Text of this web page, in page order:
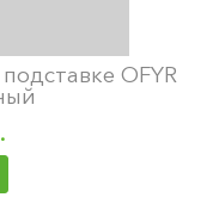
OFYR